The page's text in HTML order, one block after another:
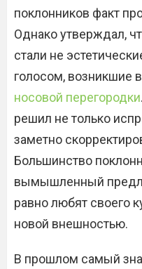
поклонников факт
Однако утверждал,
стали не
голосом, возникшие
носовой перегородки
решил не только
заметно
Большинство
вымышленный
равно любят своего
новой внешностью.
В прошлом самый